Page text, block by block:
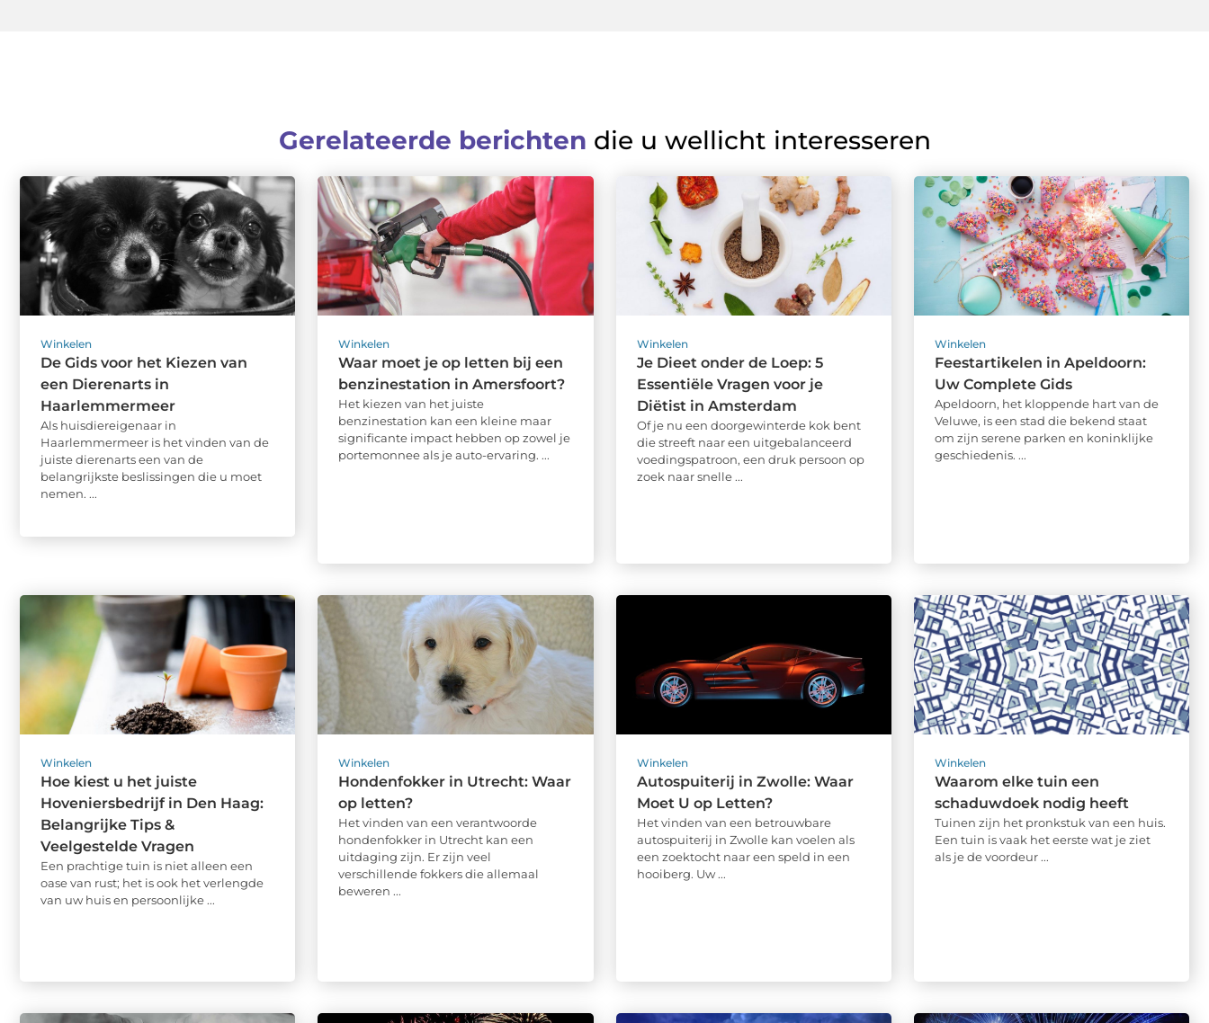
Gerelateerde berichten die u wellicht interesseren
Winkelen
De Gids voor het Kiezen van
een Dierenarts in
Haarlemmermeer
Als huisdiereigenaar in
Haarlemmermeer is het vinden van de
juiste dierenarts een van de
belangrijkste beslissingen die u moet
nemen. ...
Winkelen
Waar moet je op letten bij een
benzinestation in Amersfoort?
Het kiezen van het juiste
benzinestation kan een kleine maar
significante impact hebben op zowel je
portemonnee als je auto-ervaring. ...
Winkelen
Je Dieet onder de Loep: 5
Essentiële Vragen voor je
Diëtist in Amsterdam
Of je nu een doorgewinterde kok bent
die streeft naar een uitgebalanceerd
voedingspatroon, een druk persoon op
zoek naar snelle ...
Winkelen
Feestartikelen in Apeldoorn:
Uw Complete Gids
Apeldoorn, het kloppende hart van de
Veluwe, is een stad die bekend staat
om zijn serene parken en koninklijke
geschiedenis. ...
Winkelen
Hoe kiest u het juiste
Hoveniersbedrijf in Den Haag:
Belangrijke Tips &
Veelgestelde Vragen
Een prachtige tuin is niet alleen een
oase van rust; het is ook het verlengde
van uw huis en persoonlijke ...
Winkelen
Hondenfokker in Utrecht: Waar
op letten?
Het vinden van een verantwoorde
hondenfokker in Utrecht kan een
uitdaging zijn. Er zijn veel
verschillende fokkers die allemaal
beweren ...
Winkelen
Autospuiterij in Zwolle: Waar
Moet U op Letten?
Het vinden van een betrouwbare
autospuiterij in Zwolle kan voelen als
een zoektocht naar een speld in een
hooiberg. Uw ...
Winkelen
Waarom elke tuin een
schaduwdoek nodig heeft
Tuinen zijn het pronkstuk van een huis.
Een tuin is vaak het eerste wat je ziet
als je de voordeur ...